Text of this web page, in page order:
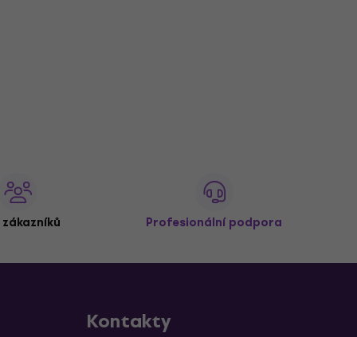
zákazníků Profesionální podpora
Kontakty